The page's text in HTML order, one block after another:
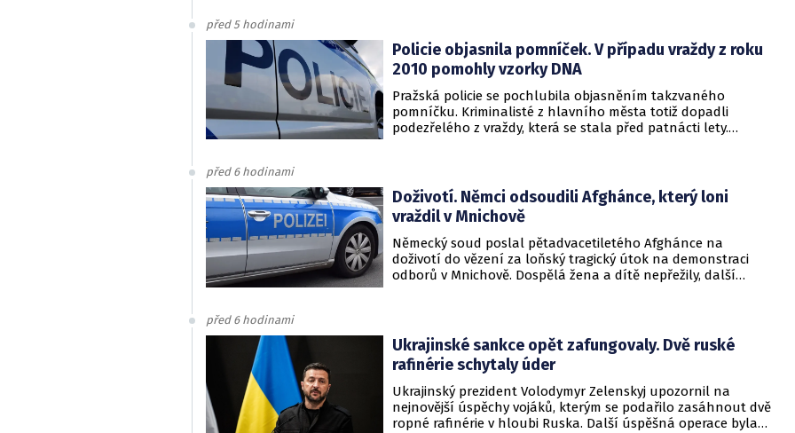
před 5 hodinami
Policie objasnila pomníček. V případu vraždy z roku
2010 pomohly vzorky DNA
Pražská policie se pochlubila objasněním takzvaného
pomníčku. Kriminalisté z hlavního města totiž dopadli
podezřelého z vraždy, která se stala před patnácti lety.
před 6 hodinami
Doživotí. Němci odsoudili Afghánce, který loni
vraždil v Mnichově
Německý soud poslal pětadvacetiletého Afghánce na
doživotí do vězení za loňský tragický útok na demonstraci
odborů v Mnichově. Dospělá žena a dítě nepřežily, další
před 6 hodinami
Ukrajinské sankce opět zafungovaly. Dvě ruské
rafinérie schytaly úder
Ukrajinský prezident Volodymyr Zelenskyj upozornil na
nejnovější úspěchy vojáků, kterým se podařilo zasáhnout dvě
ropné rafinérie v hloubi Ruska. Další úspěšná operace byla